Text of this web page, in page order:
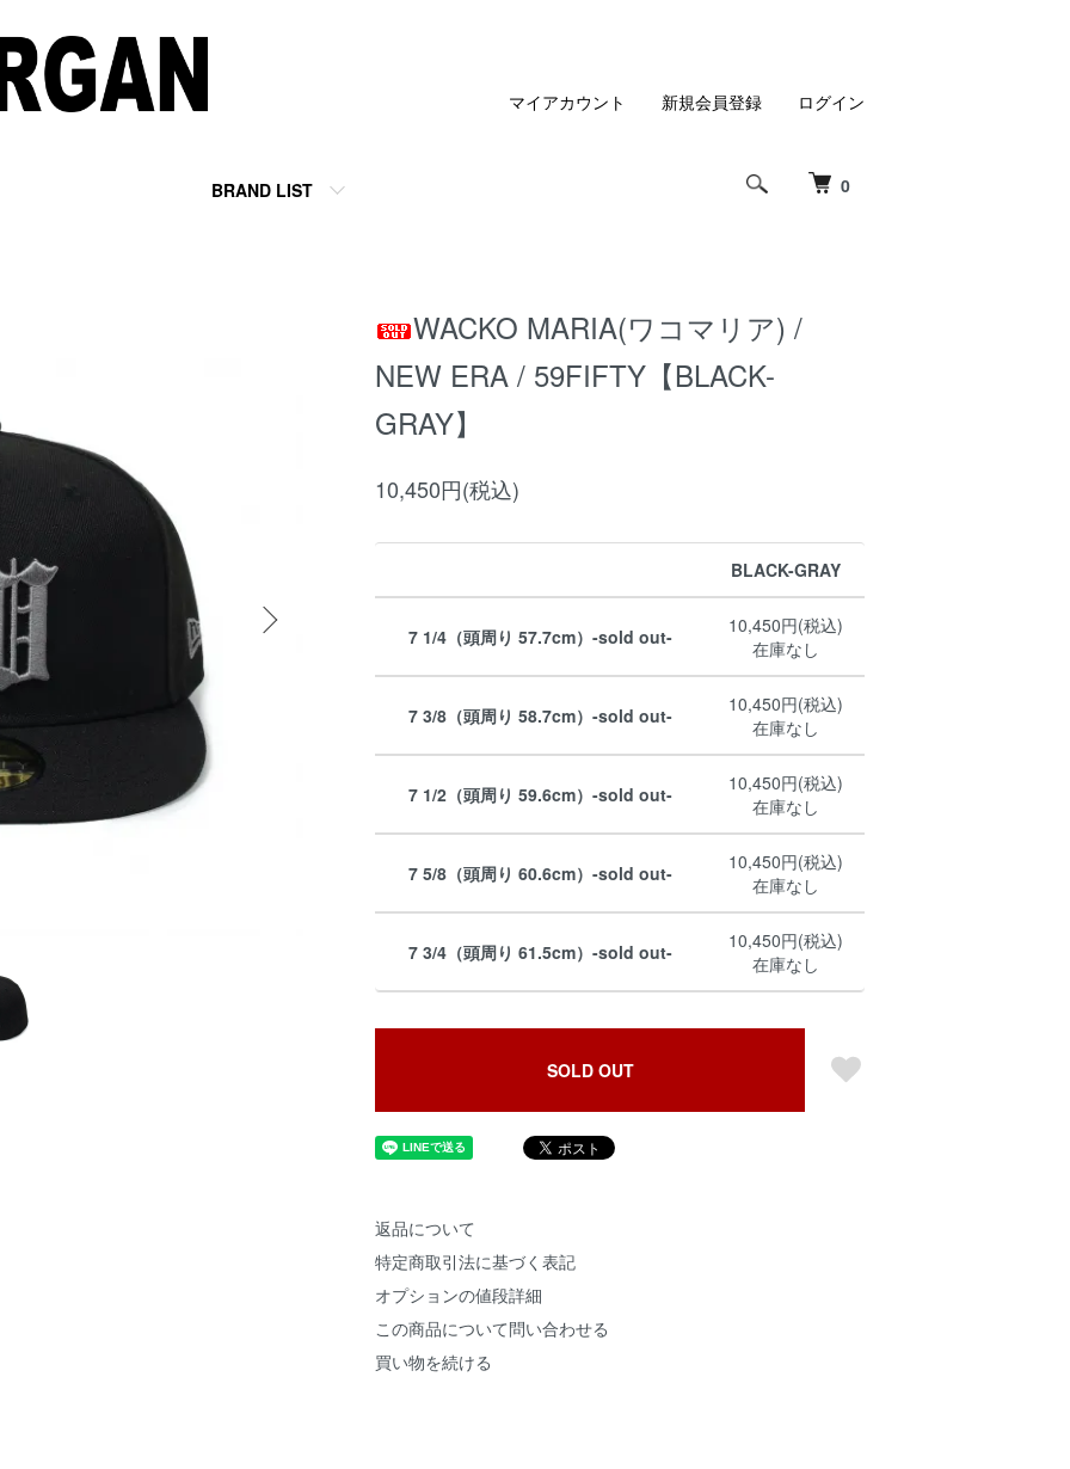
0
BRAND LIST
マイアカウント 新規会員登録 ログイン
WACKO MARIA(ワコマリア) /
NEW ERA / 59FIFTY【BLACK-
GRAY】
10,450円(税込)
BLACK-GRAY
7 1/4（頭周り 57.7cm）-sold out-
10,450円(税込)
在庫なし
7 3/8（頭周り 58.7cm）-sold out-
10,450円(税込)
在庫なし
7 1/2（頭周り 59.6cm）-sold out-
10,450円(税込)
在庫なし
7 5/8（頭周り 60.6cm）-sold out-
10,450円(税込)
在庫なし
7 3/4（頭周り 61.5cm）-sold out-
10,450円(税込)
在庫なし
SOLD OUT
返品について
特定商取引法に基づく表記
オプションの値段詳細
この商品について問い合わせる
買い物を続ける